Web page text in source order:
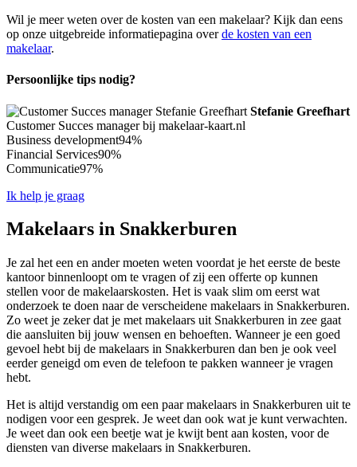
Wil je meer weten over de kosten van een makelaar? Kijk dan eens
op onze uitgebreide informatiepagina overde kosten van een
makelaar.
Persoonlijke tips nodig?
Stefanie Greefhart
Customer Succes manager bij makelaar-kaart.nl
Business development94%
Financial Services90%
Communicatie97%
Ik help je graag
Makelaars in Snakkerburen
Je zal het een en ander moeten weten voordat je het eerste de beste
kantoor binnenloopt om te vragen of zij een offerte op kunnen
stellen voor de makelaarskosten. Het is vaak slim om eerst wat
onderzoek te doen naar de verscheidene makelaars in Snakkerburen.
Zo weet je zeker dat je met makelaars uit Snakkerburen in zee gaat
die aansluiten bij jouw wensen en behoeften. Wanneer je een goed
gevoel hebt bij de makelaars in Snakkerburen dan ben je ook veel
eerder geneigd om even de telefoon te pakken wanneer je vragen
hebt.
Het is altijd verstandig om een paar makelaars in Snakkerburen uit te
nodigen voor een gesprek. Je weet dan ook wat je kunt verwachten.
Je weet dan ook een beetje wat je kwijt bent aan kosten, voor de
diensten van diverse makelaars in Snakkerburen.